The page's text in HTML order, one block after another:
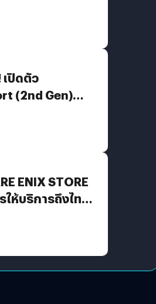
เปิดตัว
(2nd Gen)
ENIX STORE
ให้บริการถึงไทย